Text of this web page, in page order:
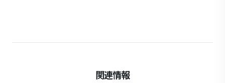
関連情報